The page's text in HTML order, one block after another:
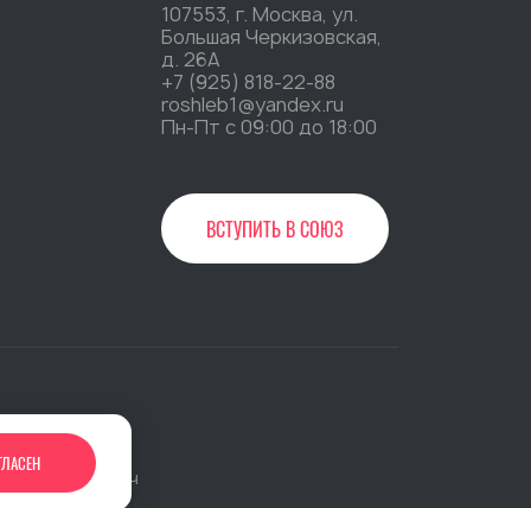
107553, г. Москва, ул.
Большая Черкизовская,
д. 26А
+7 (925) 818-22-88
roshleb1@yandex.ru
Пн-Пт c 09:00 до 18:00
ВСТУПИТЬ В СОЮЗ
Джи-Тач